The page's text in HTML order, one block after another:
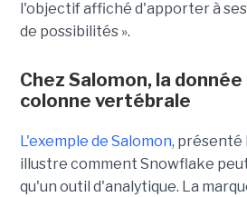
l'objectif affiché d'apporter à
de possibilités ».
Chez Salomon, la
colonne vertébrale
L'exemple de Salomon, présenté
illustre comment Snowflake
qu'un outil d'analytique. La